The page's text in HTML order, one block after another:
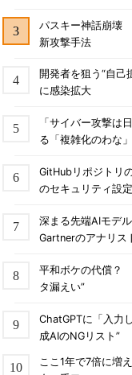
パスキー神話崩壊
新攻撃手法
開発者を狙う“自
に感染拡大
「サイバー攻撃は
る「複雑化のわな」
GitHubリポジトリ
のセキュリティ設定
深まる先端AIモデ
Gartnerのアナリス
平和ボケの代償？
タ漏えい”
ChatGPTに「入力
成AIのNGリスト”
ここ1年で7倍に増